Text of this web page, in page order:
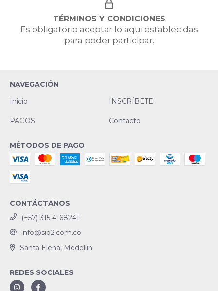
TÉRMINOS Y CONDICIONES
Es obligatorio aceptar lo aqui establecidas
para poder participar.
NAVEGACIÓN
Inicio
INSCRÍBETE
PAGOS Contacto
MÉTODOS DE PAGO
CONTÁCTANOS
(+57) 315 4168241
info@sio2.com.co
Santa Elena, Medellin
REDES SOCIALES